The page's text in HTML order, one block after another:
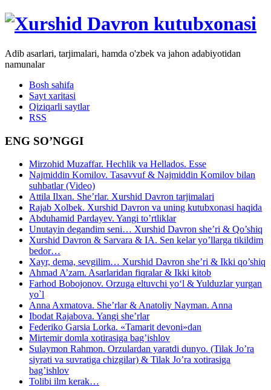
Adib asarlari, tarjimalari, hamda o'zbek va jahon adabiyotidan
namunalar
Bosh sahifa
Sayt xaritasi
Qiziqarli saytlar
RSS
ENG SO’NGGI
Mirzohid Muzaffar. Hechlik va Hellados. Esse
Najmiddin Komilov. Tasavvuf & Najmiddin Komilov bilan
suhbatlar (Video)
Attila Ilxan. She’rlar. Xurshid Davron tarjimalari
Rajab Xolbek. Xurshid Davron va uning kutubxonasi haqida
Abduhamid Pardayev. Yangi to’rtliklar
Unutayin degandim seni… Xurshid Davron she’ri & Qo’shiq
Xurshid Davron & Sarvara & IA. Sen kelar yo’llarga tikildim
bedor…
Xayr, dema, sevgilim… Xurshid Davron she’ri & Ikki qo’shiq
Ahmad A’zam. Asarlaridan fiqralar & Ikki kitob
Farhod Bobojonov. Orzuga eltuvchi yo‘l & Yulduzlar yurgan
yo`l
Anna Axmatova. She’rlar & Anatoliy Nayman. Anna
Ibodat Rajabova. Yangi she’rlar
Federiko Garsia Lorka. «Tamarit devoni»dan
Mirtemir domla xotirasiga bag’ishlov
Sulaymon Rahmon. Orzulardan yaratdi dunyo. (Tilak Jo’ra
siyrati va suvratiga chizgilar) & Tilak Jo’ra xotirasiga
bag’ishlov
Tolibi ilm kerak…